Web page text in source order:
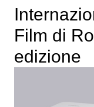
Film di
edizione